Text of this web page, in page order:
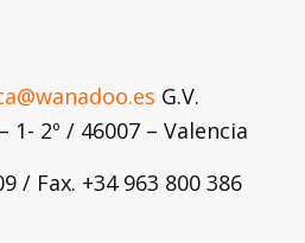
G.V.
1- 2º / 46007 – Valencia
/ Fax. +34 963 800 386